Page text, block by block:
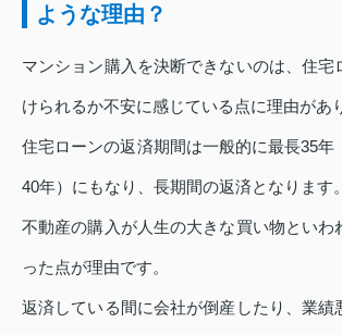
ような理由？
マンション購入を決断できないのは、住宅
けられるか不安に感じている点に理由があ
住宅ローンの返済期間は一般的に最長35年
40年）にもなり、長期間の返済となります。
不動産の購入が人生の大きな買い物といわ
った点が理由です。
返済している間に会社が倒産したり、業績